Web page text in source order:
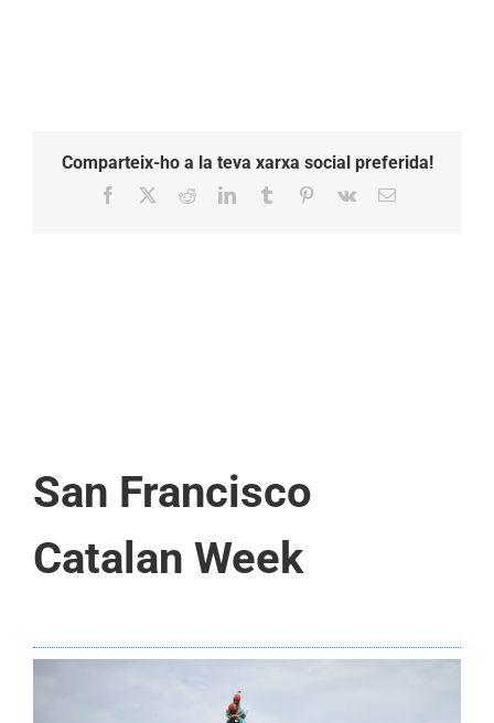
Comparteix-ho a la teva xarxa social preferida!
Facebook RedditLinkedInTumblr Pinterest
Vk Email:
San Francisco
Catalan Week